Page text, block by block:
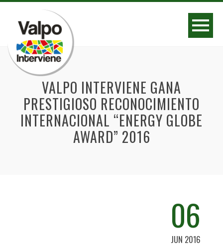
VALPO INTERVIENE GANA
PRESTIGIOSO RECONOCIMIENTO
INTERNACIONAL “ENERGY GLOBE
AWARD” 2016
06
JUN 2016